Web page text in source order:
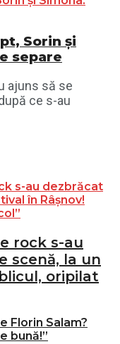
Sorin și
separe
ajuns să se
ce s-au
rock s-au
scenă, la un
oripilat
Florin Salam?
bună!”